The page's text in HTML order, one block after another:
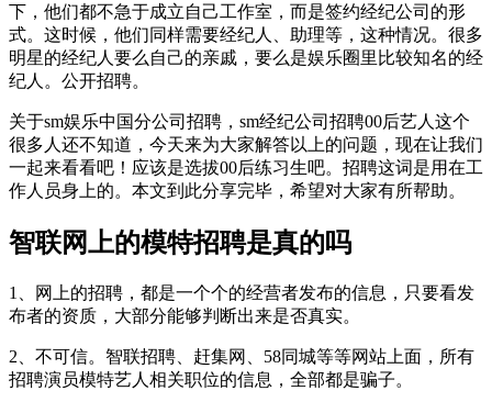
下，他们都不急于成立自己工作室，而是签约经纪公司的形
式。这时候，他们同样需要经纪人、助理等，这种情况。很多
明星的经纪人要么自己的亲戚，要么是娱乐圈里比较知名的经
纪人。公开招聘。
关于sm娱乐中国分公司招聘，sm经纪公司招聘00后艺人这个
很多人还不知道，今天来为大家解答以上的问题，现在让我们
一起来看看吧！应该是选拔00后练习生吧。招聘这词是用在工
作人员身上的。本文到此分享完毕，希望对大家有所帮助。
智联网上的模特招聘是真的吗
1、网上的招聘，都是一个个的经营者发布的信息，只要看发
布者的资质，大部分能够判断出来是否真实。
2、不可信。智联招聘、赶集网、58同城等等网站上面，所有
招聘演员模特艺人相关职位的信息，全部都是骗子。